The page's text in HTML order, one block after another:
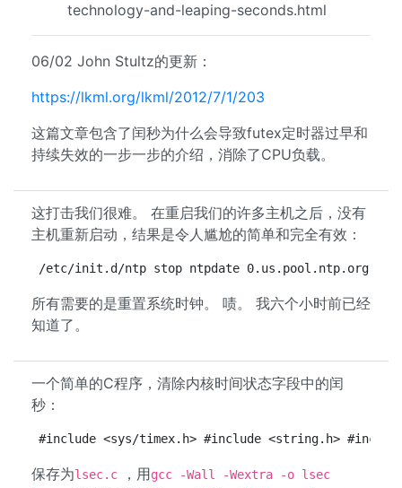
technology-and-leaping-seconds.html
06/02 John Stultz的更新：
https://lkml.org/lkml/2012/7/1/203
这篇文章包含了闰秒为什么会导致futex定时器过早和
持续失效的一步一步的介绍，消除了CPU负载。
这打击我们很难。 在重启我们的许多主机之后，没有
主机重新启动，结果是令人尴尬的简单和完全有效：
/etc/init.d/ntp stop ntpdate 0.us.pool.ntp.org /
所有需要的是重置系统时钟。 啧。 我六个小时前已经
知道了。
一个简单的C程序，清除内核时间状态字段中的闰
秒：
#include <sys/timex.h> #include <string.h>
保存为lsec.c ，用gcc -Wall -Wextra -o lsec